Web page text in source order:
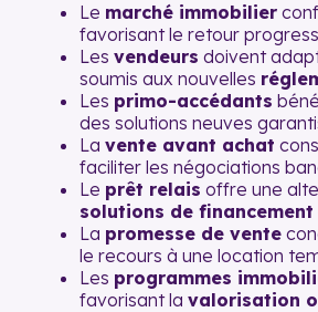
Le marché immobilier
favorisant le retour
Les vendeurs doivent
soumis aux nouvelles
Les primo-accédants
des solutions neuves
La vente avant achat
faciliter les négociations
Le prêt relais offre une
solutions de financement
La promesse de vente
le recours à une location
Les programmes
favorisant la valorisation